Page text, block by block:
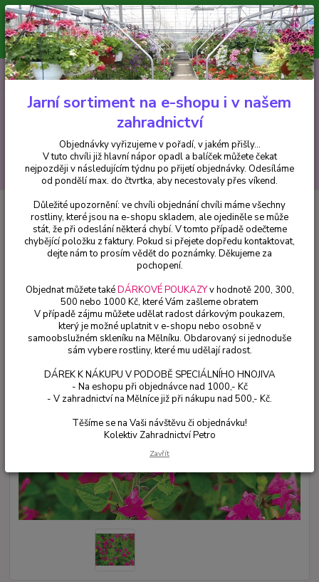
Minimální hodnota pro odeslání z e-shopu je 300 Kč.
V tuto chvíli již hlavní nápor objednávek opadl a balíček můžete čekat
nejpozději v následujícím týdnu po přijetí objednávky. Objednávky
vyřizujeme v pořadí, v jakém přišly...
CZK
Hledat
+420 602 223 614 0ks
za0 Kč
Bylinky a léčivky Salvia Microphylla- šalvěj malolistá - 1 ks
Salvia Microphylla- šalvěj
malolistá - 1 ks
Jarní sortiment na e-shopu i v našem
zahradnictví
Objednávky vyřizujeme v pořadí, v jakém přišly...
V tuto chvíli již hlavní nápor opadl a balíček můžete čekat
nejpozději v následujícím týdnu po přijetí objednávky. Odesíláme
od pondělí max. do čtvrtka, aby necestovaly přes víkend.
Důležité upozornění: ve chvíli objednání chvíli máme všechny
rostliny, které jsou na e-shopu skladem, ale ojediněle se může
stát, že při odeslání některá chybí. V tomto případě odečteme
chybějící položku z faktury. Pokud si přejete dopředu kontaktovat,
dejte nám to prosím vědět do poznámky. Děkujeme za
pochopení.
Objednat můžete takéDÁRKOVÉ POUKAZYv hodnotě 200, 300,
500 nebo 1000 Kč, které Vám zašleme obratem
V případě zájmu můžete udělat radost dárkovým poukazem,
který je možné uplatnit v e-shopu nebo osobně v
samoobslužném skleníku na Mělníku. Obdarovaný si jednoduše
sám vybere rostliny, které mu udělají radost.
DÁREK K NÁKUPU V PODOBĚ SPECIÁLNÍHO HNOJIVA
- Na eshopu při objednávce nad 1000,- Kč
- V zahradnictví na Mělníce již při nákupu nad 500,- Kč.
Těšíme se na Vaši návštěvu či objednávku!
Kolektiv Zahradnictví Petro
Zavřít